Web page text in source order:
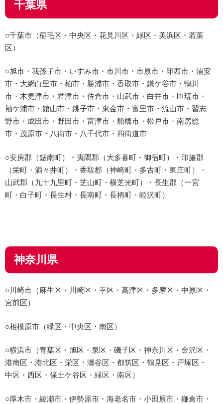
千葉県
○千葉市（稲毛区・中央区・花見川区・緑区・美浜区・若葉
区）
○旭市・我孫子市・いすみ市・市川市・市原市・印西市・浦安
市・大網白里市・柏市・勝浦市・香取市・鎌ケ谷市・鴨川
市・木更津市・君津市・佐倉市・山武市・白井市・匝瑳市・
袖ケ浦市・館山市・銚子市・東金市・富里市・流山市・習志
野市・成田市・野田市・富津市・船橋市・松戸市・南房総
市・茂原市・八街市・八千代市・四街道市
○安房郡（鋸南町）・夷隅郡（大多喜町・御宿町）・印旛郡
（栄町・酒々井町）・香取郡（神崎町・多古町・東庄町）・
山武郡（九十九里町・芝山町・横芝光町）・長生郡（一宮
町・白子町・長生村・長南町・長柄町・睦沢町）
神奈川県
○川崎市（麻生区・川崎区・幸区・高津区・多摩区・中原区・
宮前区）
○相模原市（緑区・中央区・南区）
○横浜市（青葉区・旭区・泉区・磯子区・神奈川区・金沢区・
港南区・港北区・栄区・瀬谷区・都筑区・鶴見区・戸塚区・
中区・西区・保土ケ谷区・緑区・南区）
○厚木市・綾瀬市・伊勢原市・海老名市・小田原市・鎌倉市・